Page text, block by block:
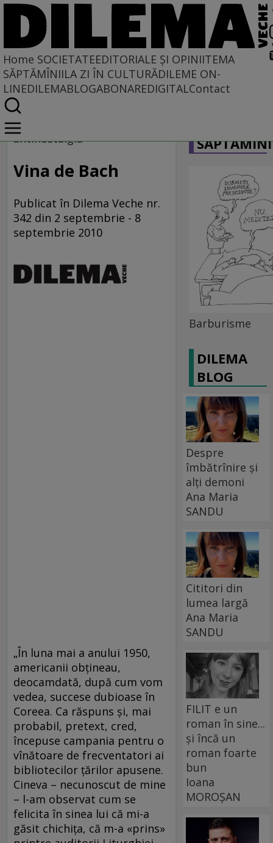
Home SOCIETATEEDITORIALE ȘI OPINIITEMA
SĂPTĂMÎNIILA ZI ÎN CULTURĂDILEME ON-
LINEDILEMABLOGABONAREDIGITALContact
Home
Societate
IERI CU VEDERE SPRE AZI
antinostalgia
Vina de Bach
Publicat în Dilema Veche nr.
342 din 2 septembrie - 8
septembrie 2010
„În luna mai a anului 1950,
americanii obţineau,
deocamdată, după cum vom
vedea, succese dubioase în
Coreea. Ca răspuns şi, mai
probabil, pretext, cred,
începuse campania pentru o
vînătoare de frecventatori ai
bibliotecilor ţărilor apusene.
Cineva – necunoscut de mine
– l-am observat cum se
felicita în sinea lui că mi-a
găsit chichiţa, că m-a «prins»
Barburisme
DILEMA
BLOG
Despre
îmbătrînire și
alți demoni
Ana Maria
SANDU
Cititori din
lumea largă
Ana Maria
SANDU
FILIT e un
roman în sine...
și încă un
roman foarte
bun
Ioana
MOROȘAN